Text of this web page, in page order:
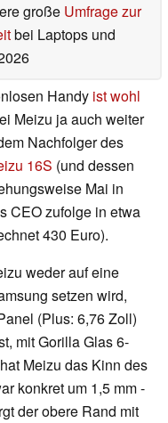
große Umfrage zur
bei Laptops und
Handy ist wohl
Meizu ja auch weiter
Nachfolger des
16S (und dessen
Mai in
CEO zufolge in etwa
430 Euro).
weder auf eine
setzen wird,
(Plus: 6,76 Zoll)
mit Gorilla Glas 6-
Meizu das Kinn des
konkret um 1,5 mm -
der obere Rand mit